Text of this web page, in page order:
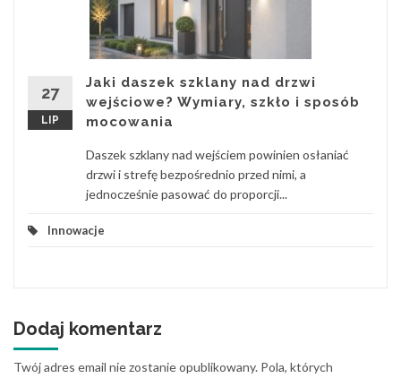
27
LIP
Jaki daszek szklany nad drzwi
wejściowe? Wymiary, szkło i sposób
mocowania
Daszek szklany nad wejściem powinien osłaniać
drzwi i strefę bezpośrednio przed nimi, a
jednocześnie pasować do proporcji...
Innowacje
Dodaj komentarz
Twój adres email nie zostanie opublikowany. Pola, których